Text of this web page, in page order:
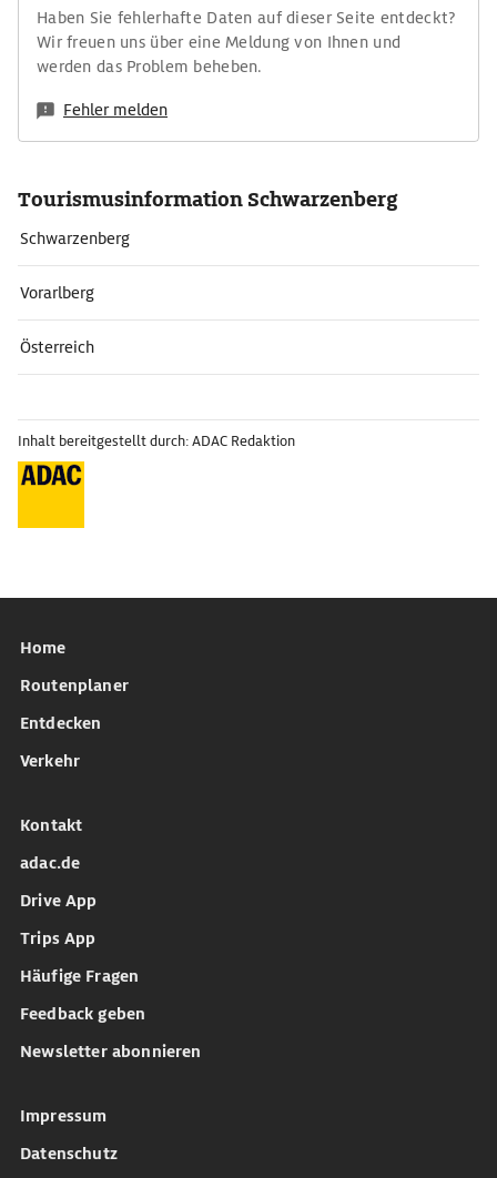
Haben Sie fehlerhafte Daten auf dieser Seite entdeckt?
Wir freuen uns über eine Meldung von Ihnen und
werden das Problem beheben.
Fehler melden
Tourismusinformation Schwarzenberg
Schwarzenberg
Vorarlberg
Österreich
Inhalt bereitgestellt durch: ADAC Redaktion
Home
Routenplaner
Entdecken
Verkehr
Kontakt
adac.de
Drive App
Trips App
Häufige Fragen
Feedback geben
Newsletter abonnieren
Impressum
Datenschutz